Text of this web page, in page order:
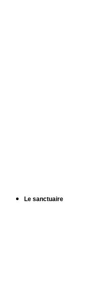
Le sanctuaire